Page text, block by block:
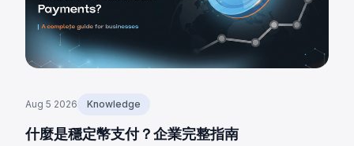
Aug 5 2026 Knowledge
什麼是穩定幣支付？企業完整指南